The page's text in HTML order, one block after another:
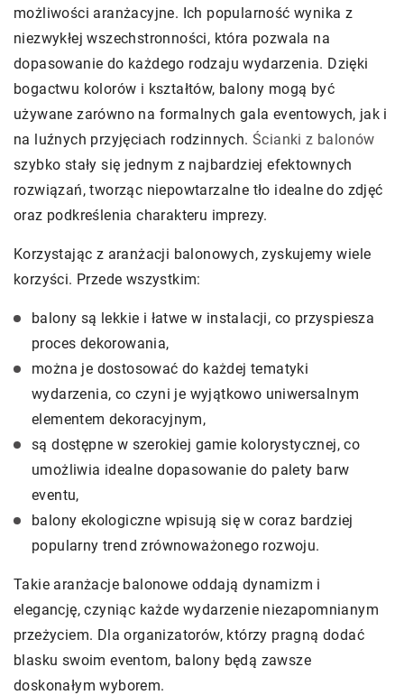
możliwości aranżacyjne. Ich popularność wynika z
niezwykłej wszechstronności, która pozwala na
dopasowanie do każdego rodzaju wydarzenia. Dzięki
bogactwu kolorów i kształtów, balony mogą być
używane zarówno na formalnych gala eventowych, jak i
na luźnych przyjęciach rodzinnych. Ścianki z balonów
szybko stały się jednym z najbardziej efektownych
rozwiązań, tworząc niepowtarzalne tło idealne do zdjęć
oraz podkreślenia charakteru imprezy.
Korzystając z aranżacji balonowych, zyskujemy wiele
korzyści. Przede wszystkim:
balony są lekkie i łatwe w instalacji, co przyspiesza
proces dekorowania,
można je dostosować do każdej tematyki
wydarzenia, co czyni je wyjątkowo uniwersalnym
elementem dekoracyjnym,
są dostępne w szerokiej gamie kolorystycznej, co
umożliwia idealne dopasowanie do palety barw
eventu,
balony ekologiczne wpisują się w coraz bardziej
popularny trend zrównoważonego rozwoju.
Takie aranżacje balonowe oddają dynamizm i
elegancję, czyniąc każde wydarzenie niezapomnianym
przeżyciem. Dla organizatorów, którzy pragną dodać
blasku swoim eventom, balony będą zawsze
doskonałym wyborem.